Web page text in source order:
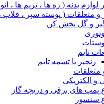
لوازم بدنه ( زه ها ، تریم ها
و متعلقات ( پوسته سپر ، فلاپ
و گل‌ پخش‌ کن
تایم
زنجیر یا تسمه تایم
و الکتریکی
پمپ های برقی و دریچه گاز
سنسور